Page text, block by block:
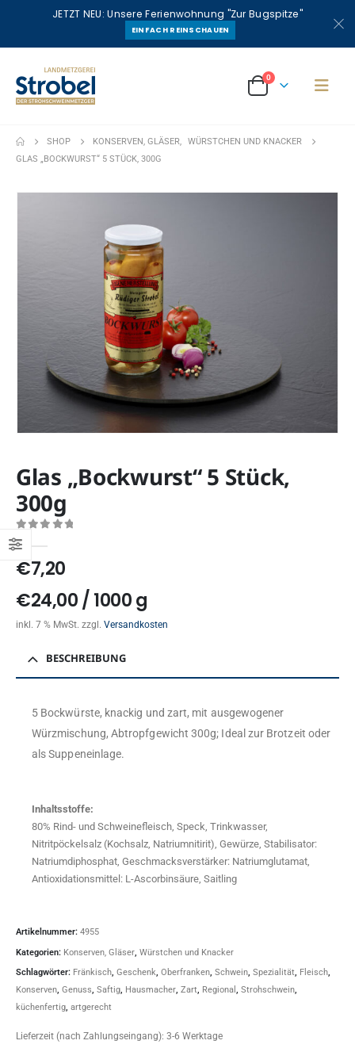
JETZT NEU: Unsere Ferienwohnung "Zur Bugspitze"
EINFACH REINSCHAUEN
0
SHOP KONSERVEN, GLÄSER,
WÜRSTCHEN UND KNACKER
GLAS „BOCKWURST“ 5 STÜCK, 300G
Glas „Bockwurst“ 5 Stück,
300g
0
€7,20
€24,00/ 1000g
inkl. 7 % MwSt. zzgl. Versandkosten
BESCHREIBUNG
5 Bockwürste, knackig und zart, mit ausgewogener
Würzmischung, Abtropfgewicht 300g; Ideal zur Brotzeit oder
als Suppeneinlage.
Inhaltsstoffe:
80% Rind- und Schweinefleisch, Speck, Trinkwasser,
Nitritpöckelsalz (Kochsalz, Natriumnitirit), Gewürze, Stabilisator:
Natriumdiphosphat, Geschmacksverstärker: Natriumglutamat,
Antioxidationsmittel: L-Ascorbinsäure, Saitling
Artikelnummer: 4955
Kategorien: Konserven, Gläser, Würstchen und Knacker
Schlagwörter: Fränkisch, Geschenk, Oberfranken, Schwein, Spezialität, Fleisch,
Konserven, Genuss, Saftig, Hausmacher, Zart, Regional , Strohschwein,
küchenfertig, artgerecht
Lieferzeit (nach Zahlungseingang): 3-6 Werktage